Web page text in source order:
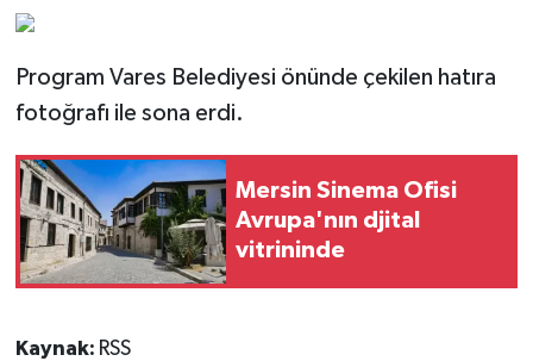
Program Vares Belediyesi önünde çekilen hatıra
fotoğrafı ile sona erdi.
Mersin Sinema Ofisi
Avrupa'nın djital
vitrininde
Kaynak: RSS